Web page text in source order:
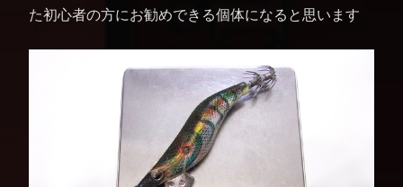
た初心者の方にお勧めできる個体になると思います